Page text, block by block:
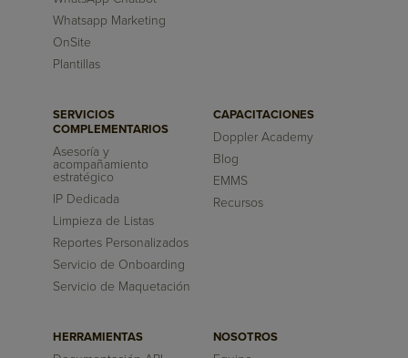
Whatsapp Marketing
OnSite
Plantillas
SERVICIOS
COMPLEMENTARIOS
Asesoría y
acompañamiento
estratégico
IP Dedicada
Limpieza de Listas
Reportes Personalizados
Servicio de Onboarding
Servicio de Maquetación
CAPACITACIONES
Doppler Academy
Blog
EMMS
Recursos
HERRAMIENTAS NOSOTROS